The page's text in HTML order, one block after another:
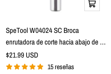
Añadir
a
SpeTool W04024 SC Broca
enrutadora de corte hacia abajo de 2
flautas de 2 flautas de largo con
inmersión en espiral de 1/16" de
Precio
de
$21.99 USD
15 reseñas